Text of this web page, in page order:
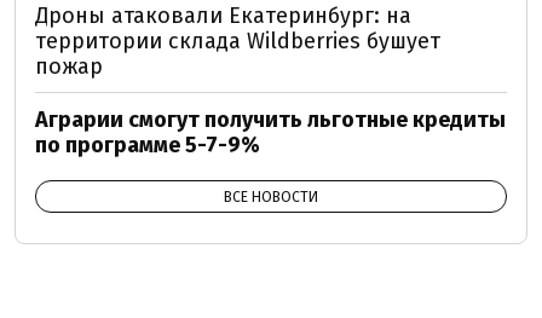
Дроны атаковали Екатеринбург: на
территории склада Wildberries бушует
пожар
Аграрии смогут получить льготные кредиты
по программе 5-7-9%
ВСЕ НОВОСТИ